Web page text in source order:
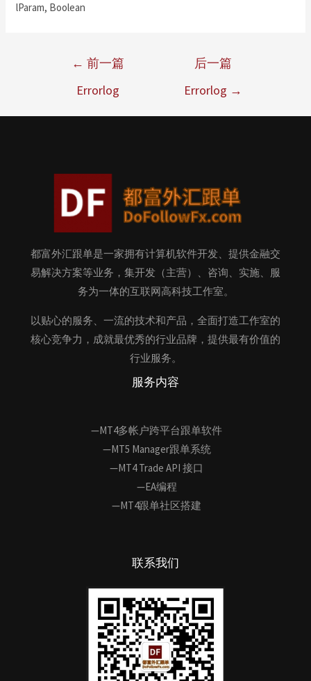
lParam, Boolean
← 前一篇
Errorlog
后一篇
Errorlog →
都富外汇跟单是一家拥有计算机软件开发、提供金融交
易解决方案等业务，集开发（主营）、咨询、实施、服
务为一体的互联网高科技工作室。
以贴心的服务、一流的技术和产品，全面打造工作室的
核心竞争力，成就最优秀的行业品牌，提供最有价值的
行业服务。
服务内容
—MT4多帐户跨平台跟单软件
—MT5 Manager跟单系统
—MT4 Trade API 接口
—EA编程
—MT4跟单社区搭建
联系我们